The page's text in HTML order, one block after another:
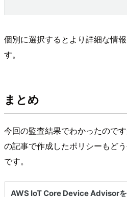
個別に選択するとより詳細な情
す。
まとめ
今回の監査結果でわかったので
の記事で作成したポリシーもど
です。